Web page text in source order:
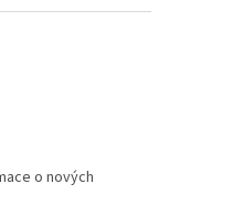
o nových